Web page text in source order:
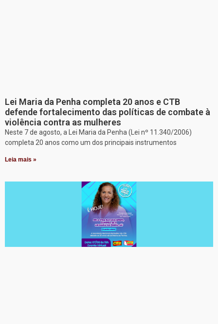
Lei Maria da Penha completa 20 anos e CTB
defende fortalecimento das políticas de combate à
violência contra as mulheres
Neste 7 de agosto, a Lei Maria da Penha (Lei nº 11.340/2006)
completa 20 anos como um dos principais instrumentos
Leia mais »